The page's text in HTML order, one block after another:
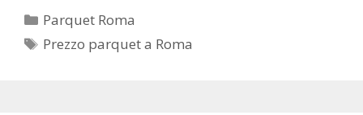
Categorie
Parquet Roma
Tag
Prezzo parquet a Roma